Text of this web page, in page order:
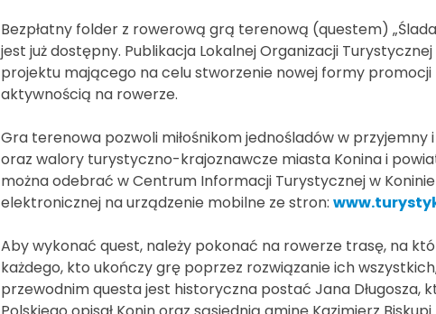
Bezpłatny folder z rowerową grą terenową (questem)
jest już dostępny. Publikacja Lokalnej Organizacji Turystycznej
projektu mającego na celu stworzenie nowej formy promocji
aktywnością na rowerze.
Gra terenowa pozwoli miłośnikom jednośladów w
oraz walory turystyczno-krajoznawcze miasta Konina i
można odebrać w Centrum Informacji Turystycznej w
elektronicznej na urządzenie mobilne ze stron:
Aby wykonać quest, należy pokonać na rowerze trasę, na
każdego, kto ukończy grę poprzez rozwiązanie ich
przewodnim questa jest historyczna postać Jana Długosza,